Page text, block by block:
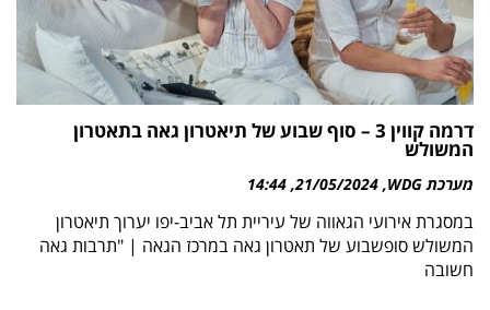
דרמה קווין 3 – סוף שבוע של תיאטרון גאה בתאטרון
המשולש
מערכת WDG 21/05/2024
14:44
במסגרת אירועי הגאווה של עיריית תל אביב-יפו יערוך תיאטרון
המשולש סופשבוע של תאטרון גאה במרכז הגאה | "תרבות גאה
חשובה